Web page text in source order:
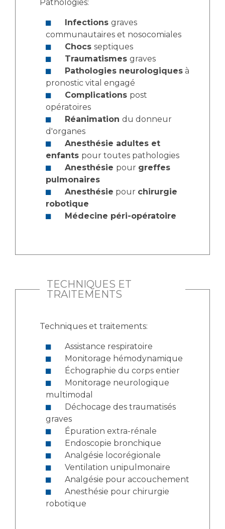
Pathologies:
Infections graves
communautaires et nosocomiales
Chocs septiques
Traumatismes graves
Pathologies neurologiques à
pronostic vital engagé
Complications post
opératoires
Réanimation du donneur
d'organes
Anesthésie adultes et
enfants pour toutes pathologies
Anesthésie pour greffes
pulmonaires
Anesthésie pour chirurgie
robotique
Médecine péri-opératoire
TECHNIQUES ET
TRAITEMENTS
Techniques et traitements:
Assistance respiratoire
Monitorage hémodynamique
Échographie du corps entier
multimodal
graves
Épuration extra-rénale
Endoscopie bronchique
Analgésie locorégionale
Ventilation unipulmonaire
Analgésie pour accouchement
robotique